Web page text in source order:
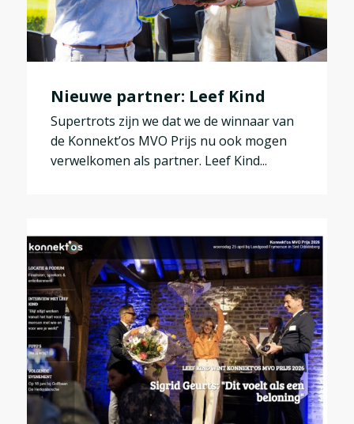
Nieuwe partner: Leef Kind
Supertrots zijn we dat we de winnaar van
de Konnekt’os MVO Prijs nu ook mogen
verwelkomen als partner. Leef Kind...